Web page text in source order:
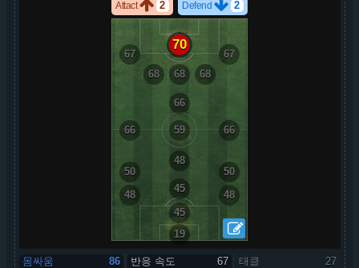
Attact 2 Defend 2
70
67
67
68
68
68
66
66 66
59
48
50
50
48
45
48
45
19
몸싸움
86
반응 속도
67
태클
27